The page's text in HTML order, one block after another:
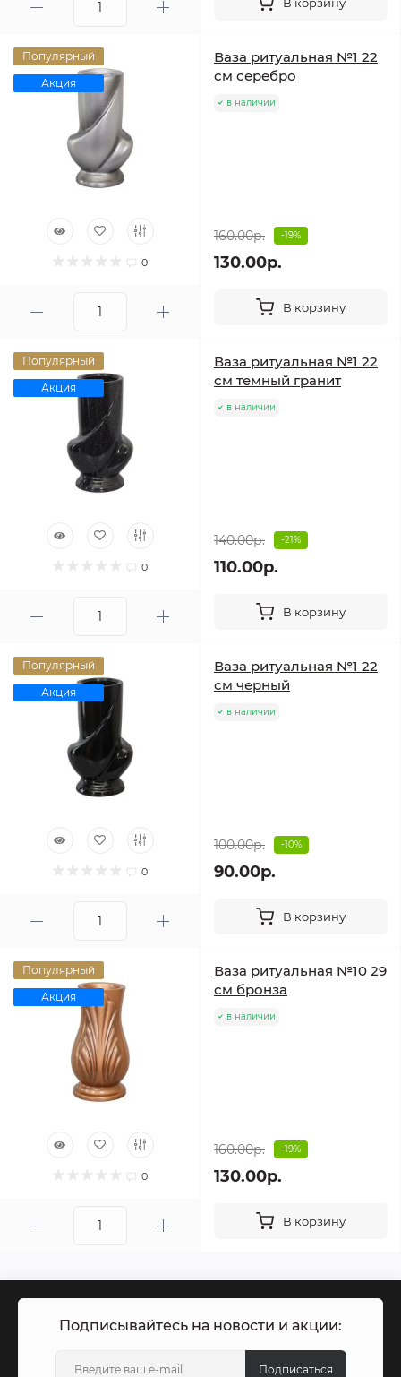
Популярный
Акция
0
Ваза ритуальная №1 22
см серебро
в наличии
160.00р. -19%
130.00р.
В корзину
Популярный
Акция
0
Ваза ритуальная №1 22
см темный гранит
в наличии
140.00р. -21%
110.00р.
В корзину
Популярный
Акция
0
Ваза ритуальная №1 22
см черный
в наличии
100.00р. -10%
90.00р.
В корзину
Популярный
Акция
0
Ваза ритуальная №10 29
см бронза
в наличии
160.00р. -19%
130.00р.
В корзину
Подписывайтесь на новости и акции:
Подписаться